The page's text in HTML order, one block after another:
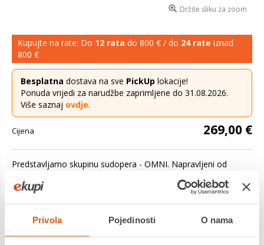
Privola Pojedinosti O nama
Držite sliku za zoom
Kupujte na rate: Do 12 rata do 800 € / do 24 rate iznad
800 €
Besplatna dostava na sve PickUp lokacije!
Ponuda vrijedi za narudžbe zaprimljene do 31.08.2026.
Više saznaj ovdje.
Cijena 269,00 €
Predstavljamo skupinu sudopera - OMNI. Napravljeni od
predstavljaju savršen spoj elegancije i funkcio...Saznaj više
Dostavljamo već od
14.08.2026
jednokratno i na rate